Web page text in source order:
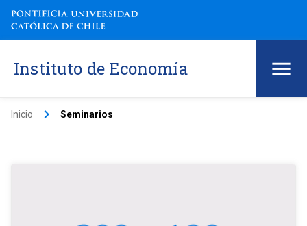
Instituto de Economía
Inicio keyboard_arrow_right Seminarios